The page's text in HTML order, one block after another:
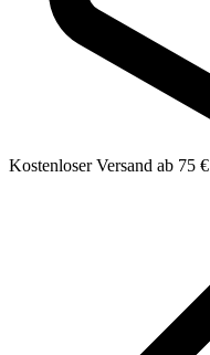
Kostenloser Versand ab 75 €